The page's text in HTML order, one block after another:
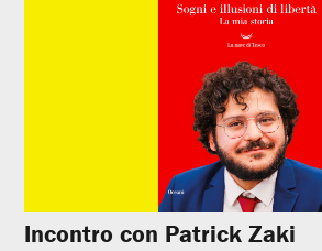
Incontro con Patrick Zaki